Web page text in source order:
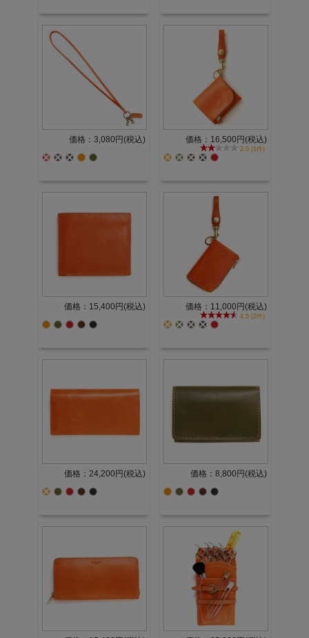
価格：3,080円(税込) 価格：16,500円(税込)
2.0 (1件)
価格：15,400円(税込) 価格：11,000円(税込)
4.5 (2件)
価格：24,200円(税込) 価格：8,800円(税込)